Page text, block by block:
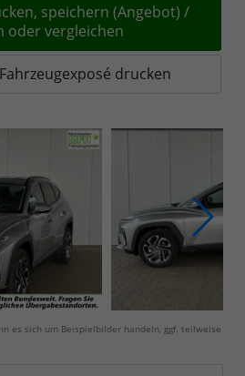
speichern (Angebot) /
oder vergleichen
drucken
es sich um Beispielbilder handeln, ggf. teilweise